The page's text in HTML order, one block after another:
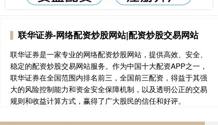
联华证券-网络配资炒股网站|配资炒股交易网站
联华证券是一家专业的网络配资炒股网站，提供高效、安全、
稳定的配资炒股交易网站服务。作为中国十大配资APP之一，
联华证券在全国范围内排名前三，全国前三配资，得益于其强
大的风险控制能力和资金安全保障机制，以及透明公正的交易
规则和收益计算方式，赢得了广大股民的信任和好评。